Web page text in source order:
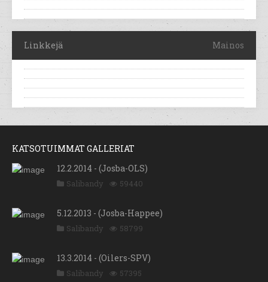
Linkkejä Mainos
KATSOTUIMMAT GALLERIAT
12.2.2014 - (Josba-OLS)
Salibandy 59440
5.12.2013 - (Josba-Happee)
Salibandy 58799
13.3.2014 - (Oilers-SPV)
Salibandy 57395